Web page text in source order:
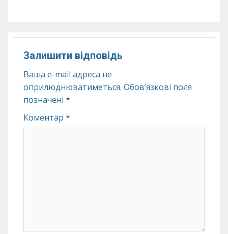
Залишити відповідь
Ваша e-mail адреса не
оприлюднюватиметься. Обов’язкові поля
позначені *
Коментар *